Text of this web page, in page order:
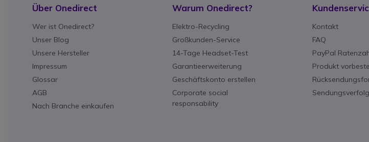
Über Onedirect
Wer ist Onedirect?
Unser Blog
Unsere Hersteller
Impressum
Glossar
AGB
Nach Branche einkaufen
Warum Onedirect?
Elektro-Recycling
Großkunden-Service
14-Tage Headset-Test
Garantieerweiterung
Geschäftskonto erstellen
Corporate social
responsability
Kontakt
FAQ
PayPal
Produkt